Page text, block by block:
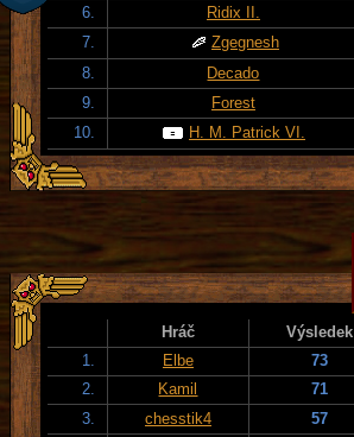
6.
Ridix II.
7.
Zgegnesh
8.
Decado
9.
Forest
10.
H. M. Patrick VI.
Hráč Výsledek
1.
Elbe 73
2.
Kamil 71
3.
chesstik4 57